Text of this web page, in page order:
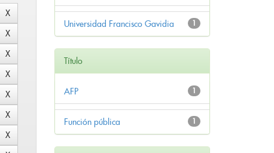
1
Universidad Francisco Gavidia
Título
1
AFP
1
Función pública